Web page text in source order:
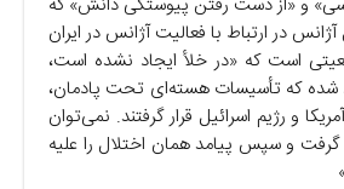
در ارتباط با فعالیت آژانس در ایران
است که «در خلأ ایجاد نشده است،
شده که تأسیسات هسته‌ای تحت پادمان،
و رژیم اسرائیل قرار گرفتند. نمی‌توان
گرفت و سپس پیامد همان اختلال را علیه